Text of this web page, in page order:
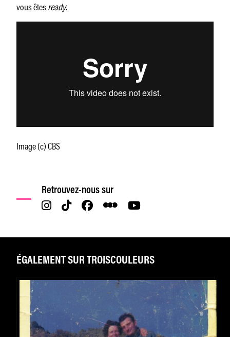
vous êtesready.
Image (c) CBS
Retrouvez-nous sur
ÉGALEMENT SUR TROISCOULEURS